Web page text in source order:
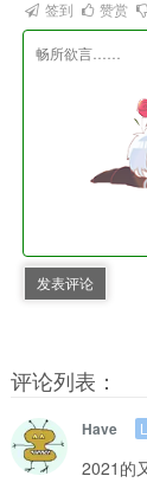
签到 赞赏
发表评论
评论列表：
Have
2021的